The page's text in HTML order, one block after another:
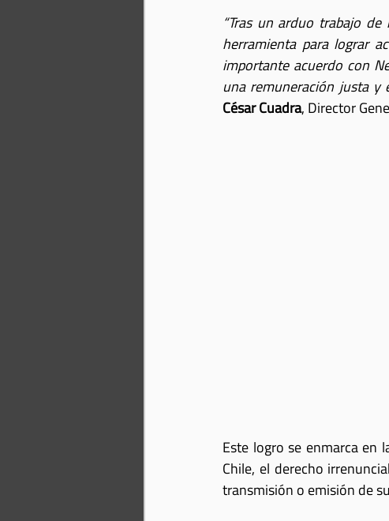
“Tras un arduo trabajo
herramienta para lograr
importante acuerdo con
una remuneración justa y
César Cuadra, Director
Este logro se enmarca en
Chile, el derecho
transmisión o emisión de